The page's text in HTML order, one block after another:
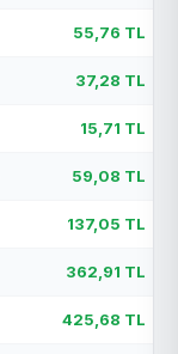
55,76 TL
37,28 TL
15,71 TL
59,08 TL
137,05 TL
362,91 TL
425,68 TL